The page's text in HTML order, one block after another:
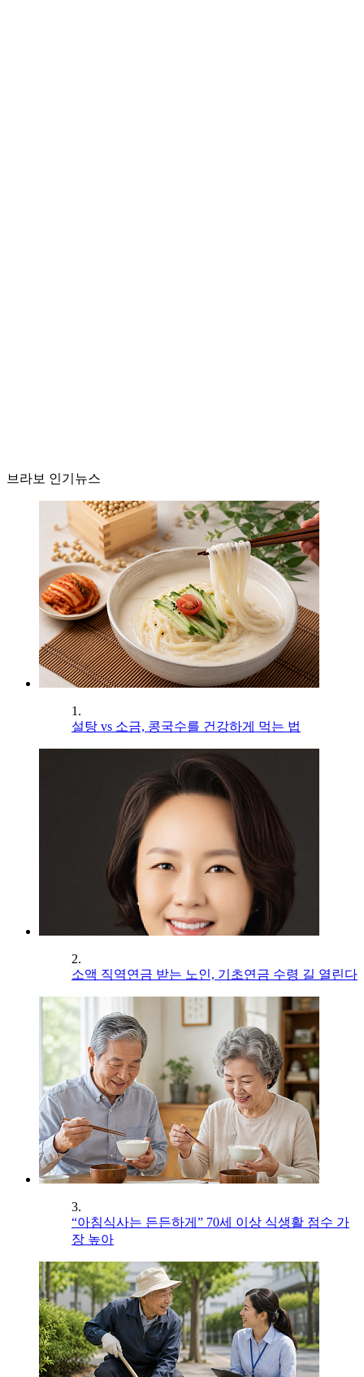
브라보 인기뉴스
1.
설탕 vs 소금, 콩국수를 건강하게 먹는 법
2.
소액 직역연금 받는 노인, 기초연금 수령 길 열린다
3.
“아침식사는 든든하게” 70세 이상 식생활 점수 가
장 높아